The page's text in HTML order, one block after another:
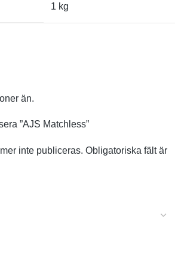
1 kg
än.
”AJS Matchless”
inte publiceras. Obligatoriska fält är